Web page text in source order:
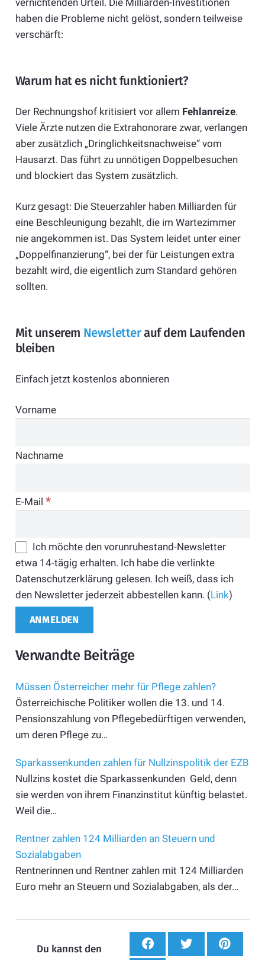
vernichtenden Urteil. Die Milliarden-Investitionen
haben die Probleme nicht gelöst, sondern teilweise
verschärft:
Warum hat es nicht funktioniert?
Der Rechnungshof kritisiert vor allem Fehlanreize.
Viele Ärzte nutzen die Extrahonorare zwar, verlangen
aber zusätzlich „Dringlichkeitsnachweise“ vom
Hausarzt. Das führt zu unnötigen Doppelbesuchen
und blockiert das System zusätzlich.
Kurz gesagt: Die Steuerzahler haben Milliarden für
eine Beschleunigung bezahlt, die im Wartezimmer
nie angekommen ist. Das System leidet unter einer
„Doppelfinanzierung“, bei der für Leistungen extra
bezahlt wird, die eigentlich zum Standard gehören
sollten.
Mit unserem Newsletterauf dem Laufenden
bleiben
Einfach jetzt kostenlos abonnieren
Vorname
Nachname
E-Mail *
Ich möchte den vorunruhestand-Newsletter
etwa 14-tägig erhalten. Ich habe die verlinkte
Datenschutzerklärung gelesen. Ich weiß, dass ich
den Newsletter jederzeit abbestellen kann. (Link)
Verwandte Beiträge
Müssen Österreicher mehr für Pflege zahlen?
Österreichische Politiker wollen die 13. und 14.
Pensionszahlung von Pflegebedürftigen verwenden,
um deren Pflege zu…
Sparkassenkunden zahlen für Nullzinspolitik der EZB
Nullzins kostet die Sparkassenkunden Geld, denn
sie werden von ihrem Finanzinstitut künftig belastet.
Weil die…
Rentner zahlen 124 Milliarden an Steuern und
Sozialabgaben
Rentnerinnen und Rentner zahlen mit 124 Milliarden
Euro mehr an Steuern und Sozialabgaben, als der…
Du kannst den